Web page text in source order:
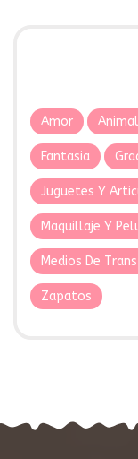
Amor
Fantasia
Juguetes Y
Maquillaje Y
Medios De
Zapatos